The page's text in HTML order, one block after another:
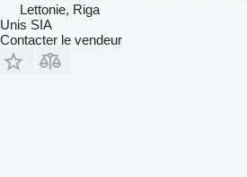
Lettonie, Riga
Unis SIA
Contacter le vendeur